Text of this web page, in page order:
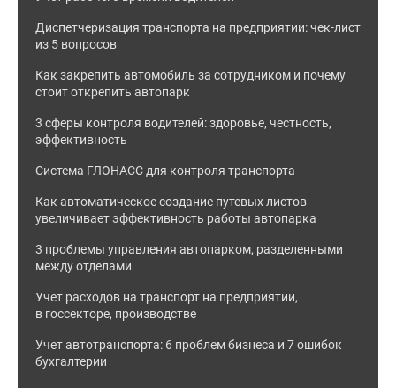
Диспетчеризация транспорта на предприятии: чек-лист
из 5 вопросов
Как закрепить автомобиль за сотрудником и почему
стоит открепить автопарк
3 сферы контроля водителей: здоровье, честность,
эффективность
Система ГЛОНАСС для контроля транспорта
Как автоматическое создание путевых листов
увеличивает эффективность работы автопарка
3 проблемы управления автопарком, разделенными
между отделами
Учет расходов на транспорт на предприятии,
в госсекторе, производстве
Учет автотранспорта: 6 проблем бизнеса и 7 ошибок
бухгалтерии